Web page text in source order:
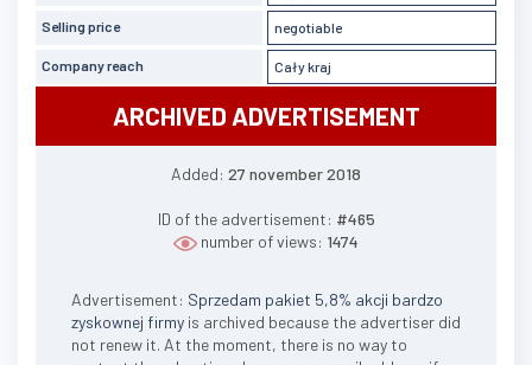
Selling price negotiable
Company reach Cały kraj
ARCHIVED ADVERTISEMENT
Added: 27 november 2018
ID of the advertisement: #465
number of views: 1474
Advertisement: Sprzedam pakiet 5,8% akcji bardzo
zyskownej firmy is archived because the advertiser did
not renew it. At the moment, there is no way to